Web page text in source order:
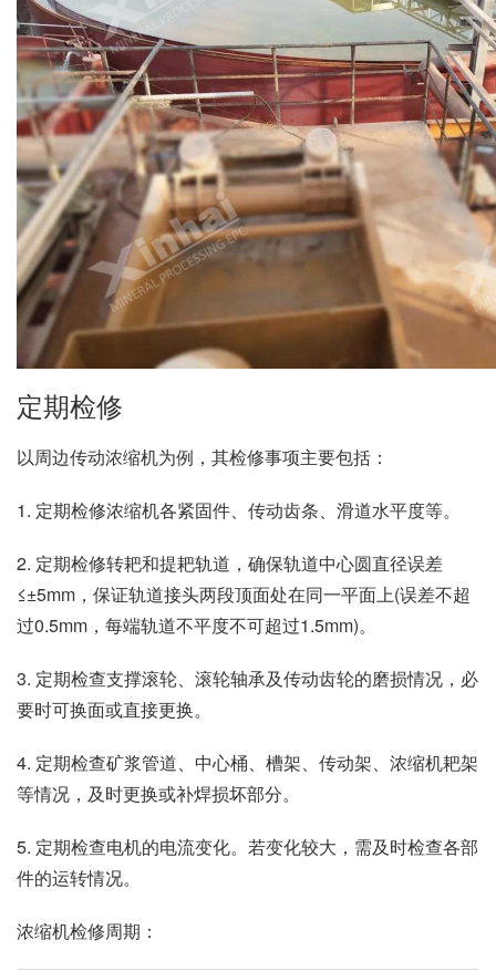
定期检修
以周边传动浓缩机为例，其检修事项主要包括：
1. 定期检修浓缩机各紧固件、传动齿条、滑道水平度等。
2. 定期检修转耙和提耙轨道，确保轨道中心圆直径误差
≤±5mm，保证轨道接头两段顶面处在同一平面上(误差不超
过0.5mm，每端轨道不平度不可超过1.5mm)。
3. 定期检查支撑滚轮、滚轮轴承及传动齿轮的磨损情况，必
要时可换面或直接更换。
4. 定期检查矿浆管道、中心桶、槽架、传动架、浓缩机耙架
等情况，及时更换或补焊损坏部分。
5. 定期检查电机的电流变化。若变化较大，需及时检查各部
件的运转情况。
浓缩机检修周期：